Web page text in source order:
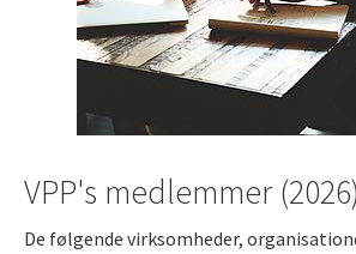
VPP's medlemmer (2026)
De følgende virksomheder,